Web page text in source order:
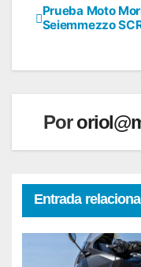
Prueba Moto
Seiemmezzo
Por
Entrada